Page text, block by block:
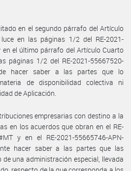
en el segundo párrafo del Artículo
en las páginas 1/2 del RE-2021-
en el último párrafo del Artículo Cuarto
páginas 1/2 del RE-2021-55667520-
hacer saber a las partes que lo
de disponibilidad colectiva ni
de Aplicación.
empresarias con destino a la
en los acuerdos que obran en el RE-
y en el RE-2021-55665746-APN-
hacer saber a las partes que las
una administración especial, llevada